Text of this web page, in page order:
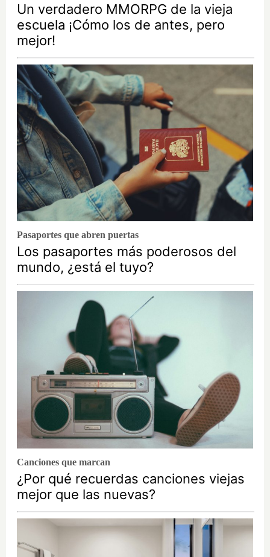
Un verdadero MMORPG de la vieja
escuela ¡Cómo los de antes, pero
mejor!
Pasaportes que abren puertas
Los pasaportes más poderosos del
mundo, ¿está el tuyo?
Canciones que marcan
¿Por qué recuerdas canciones viejas
mejor que las nuevas?